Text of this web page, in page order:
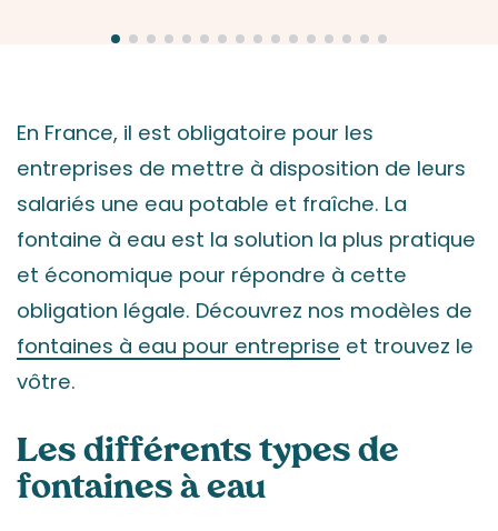
En France, il est obligatoire pour les
entreprises de mettre à disposition de leurs
salariés une eau potable et fraîche. La
fontaine à eau est la solution la plus pratique
et économique pour répondre à cette
obligation légale. Découvrez nos modèles de
fontaines à eau pour entreprise et trouvez le
vôtre.
Les différents types de
fontaines à eau